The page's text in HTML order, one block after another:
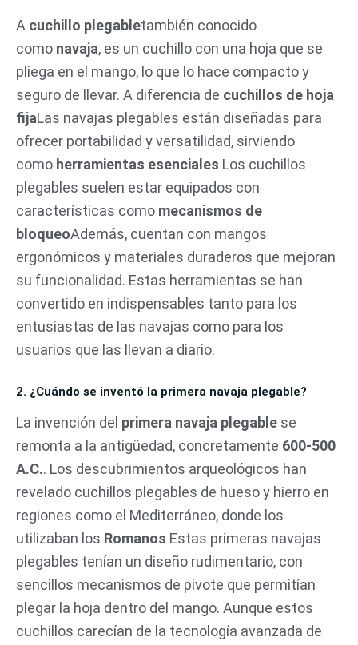
A cuchillo plegabletambién conocido
como navaja, es un cuchillo con una hoja que se
pliega en el mango, lo que lo hace compacto y
seguro de llevar. A diferencia de cuchillos de hoja
fijaLas navajas plegables están diseñadas para
ofrecer portabilidad y versatilidad, sirviendo
como herramientas esenciales Los cuchillos
plegables suelen estar equipados con
características como mecanismos de
bloqueoAdemás, cuentan con mangos
ergonómicos y materiales duraderos que mejoran
su funcionalidad. Estas herramientas se han
convertido en indispensables tanto para los
entusiastas de las navajas como para los
usuarios que las llevan a diario.
2. ¿Cuándo se inventó la primera navaja plegable?
La invención del primera navaja plegable se
remonta a la antigüedad, concretamente 600-500
A.C.. Los descubrimientos arqueológicos han
revelado cuchillos plegables de hueso y hierro en
regiones como el Mediterráneo, donde los
utilizaban los Romanos Estas primeras navajas
plegables tenían un diseño rudimentario, con
sencillos mecanismos de pivote que permitían
plegar la hoja dentro del mango. Aunque estos
cuchillos carecían de la tecnología avanzada de